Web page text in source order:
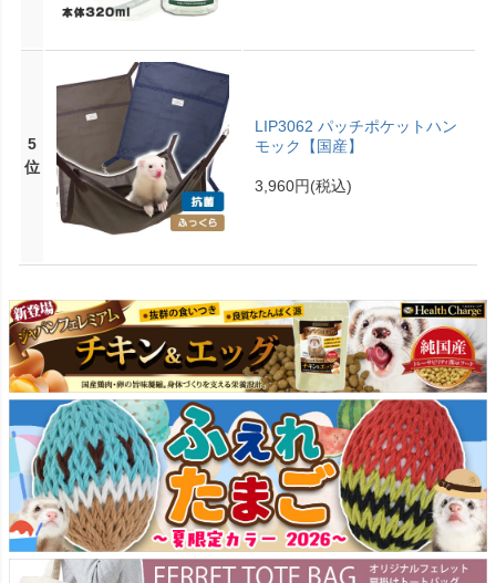
5
位
LIP3062 パッチポケットハン
モック【国産】
3,960円(税込)